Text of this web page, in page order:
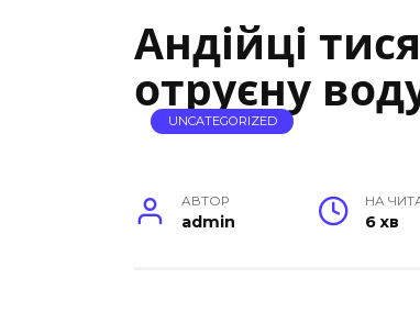
Андійці
отруєну
UNCATEGORIZED
АВТОР
admin
НА
6 хв